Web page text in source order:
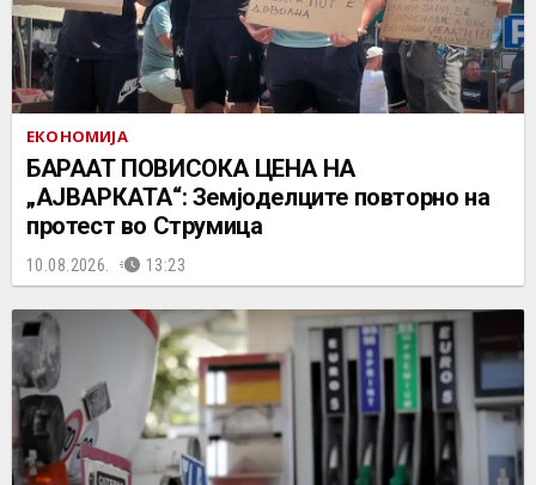
ЕКОНОМИЈА
БАРААТ ПОВИСОКА ЦЕНА НА
„АЈВАРКАТА“: Земјоделците повторно на
протест во Струмица
10.08.2026. 13:23